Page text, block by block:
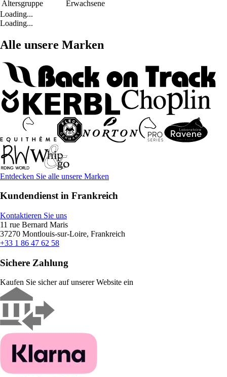
Altersgruppe
Erwachsene
Loading...
Loading...
Alle unsere Marken
Entdecken Sie alle unsere Marken
Kundendienst in Frankreich
Kontaktieren Sie uns
11 rue Bernard Maris
37270 Montlouis-sur-Loire, Frankreich
+33 1 86 47 62 58
Sichere Zahlung
Kaufen Sie sicher auf unserer Website ein